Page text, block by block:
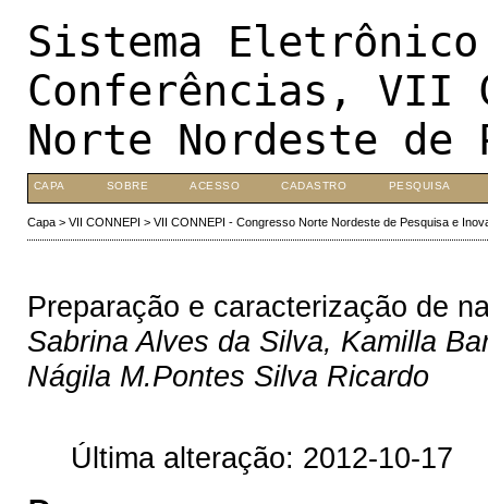
Sistema
Conferências, VII
Norte Nordeste de
CAPA SOBRE ACESSO CADASTRO PESQUISA
Capa> VII CONNEPI > VII CONNEPI - Congresso Norte Nordeste de Pesquisa e
Preparação e caracterização de
Sabrina Alves da Silva, Kamilla
Nágila M.Pontes Silva Ricardo
Última alteração: 2012-10-17